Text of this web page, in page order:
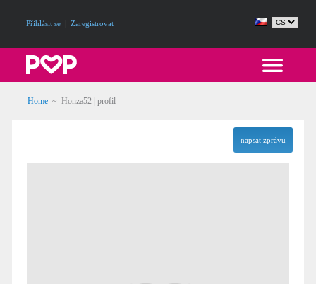
Přihlásit se Zaregistrovat
Home ~ Honza52 | profil
napsat zprávu